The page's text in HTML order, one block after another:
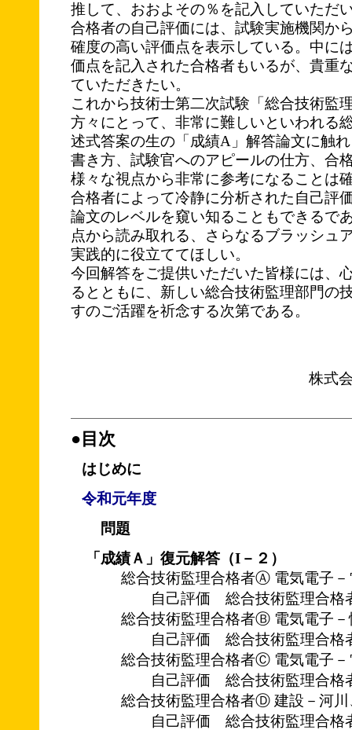
推して、おおよその％を記入していただ
合格者の自己評価には、試験実施機関か
確度の高い評価点を表示している。中に
価点を記入された合格者もいるが、貴重
ていただきたい。
これから技術士第二次試験「総合技術監
方々にとって、非常に難しいといわれる
述式答案の生の「成績A」解答論文に触
書き方、試験官へのアピールの仕方、合
様々な視点から非常に参考になることは
合格者によって冷静に分析された自己評
論文のレベルを窺い知ることもできるで
点から読み取れる、さらなるブラッシュ
実践的に役立ててほしい。
今回解答をご提供いただいた皆様には、
るとともに、新しい総合技術監理部門の
すのご活躍を祈念する次第である。
株式
●目次
はじめに
令和元年度
問題
「成績Ａ」復元解答（I－２）
総合技術監理合格者Ⓐ 電気電子－
自己評価 総合技術監理合格
総合技術監理合格者Ⓑ 電気電子－
自己評価 総合技術監理合格
総合技術監理合格者Ⓒ 電気電子－
自己評価 総合技術監理合格
総合技術監理合格者Ⓓ 建設－河川
自己評価 総合技術監理合格